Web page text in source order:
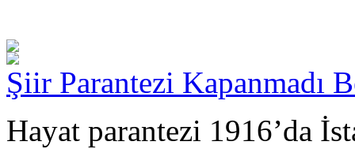
Şiir Parantezi Kapanmadı
Hayat parantezi 1916’da